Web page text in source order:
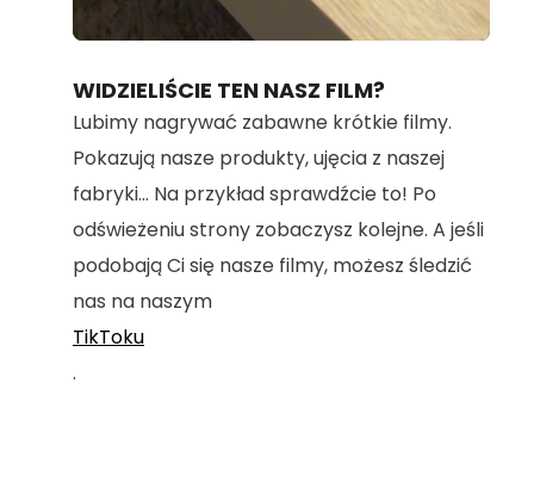
95.73%
WIDZIELIŚCIE TEN NASZ FILM?
Lubimy nagrywać zabawne krótkie filmy.
Pokazują nasze produkty, ujęcia z naszej
fabryki... Na przykład sprawdźcie to! Po
odświeżeniu strony zobaczysz kolejne. A jeśli
podobają Ci się nasze filmy, możesz śledzić
nas na naszym
TikToku
.